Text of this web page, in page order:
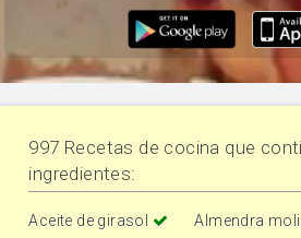
997 Recetas de cocina que
ingredientes:
Aceite de girasol Almendra